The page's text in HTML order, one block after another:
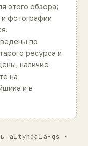
этого обзора;
фотографии
по
ресурса и
наличие
на
и в
altyndala-qs ·